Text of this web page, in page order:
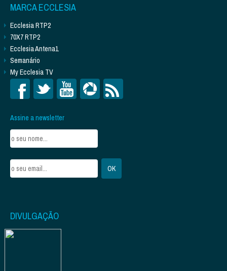
MARCA ECCLESIA
Ecclesia RTP2
70X7 RTP2
Ecclesia Antena1
Semanário
My Ecclesia TV
Assine a newsletter
DIVULGAÇÃO